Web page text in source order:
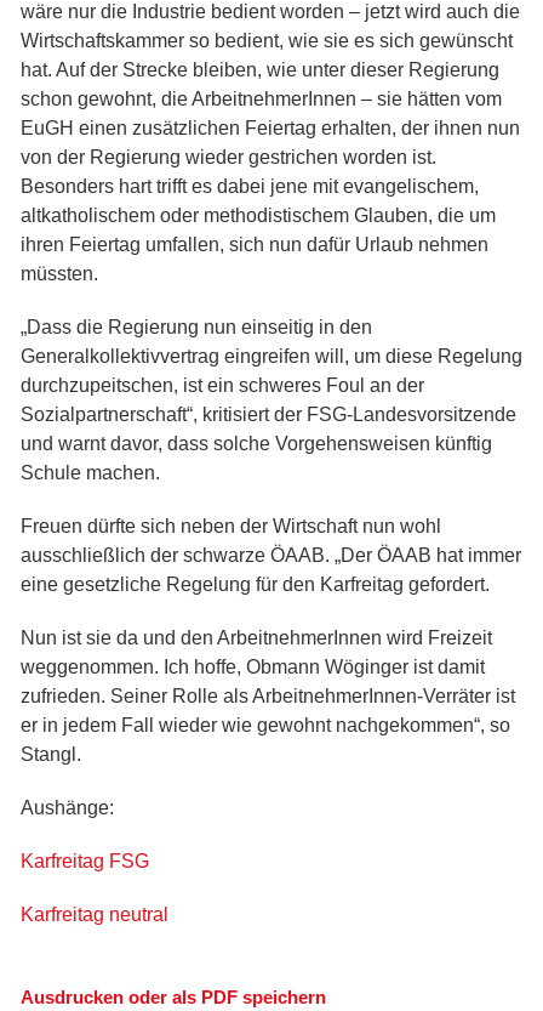
wäre nur die Industrie bedient worden – jetzt wird auch die
Wirtschaftskammer so bedient, wie sie es sich gewünscht
hat. Auf der Strecke bleiben, wie unter dieser Regierung
schon gewohnt, die ArbeitnehmerInnen – sie hätten vom
EuGH einen zusätzlichen Feiertag erhalten, der ihnen nun
von der Regierung wieder gestrichen worden ist.
Besonders hart trifft es dabei jene mit evangelischem,
altkatholischem oder methodistischem Glauben, die um
ihren Feiertag umfallen, sich nun dafür Urlaub nehmen
müssten.
„Dass die Regierung nun einseitig in den
Generalkollektivvertrag eingreifen will, um diese Regelung
durchzupeitschen, ist ein schweres Foul an der
Sozialpartnerschaft“, kritisiert der FSG-Landesvorsitzende
und warnt davor, dass solche Vorgehensweisen künftig
Schule machen.
Freuen dürfte sich neben der Wirtschaft nun wohl
ausschließlich der schwarze ÖAAB. „Der ÖAAB hat immer
eine gesetzliche Regelung für den Karfreitag gefordert.
Nun ist sie da und den ArbeitnehmerInnen wird Freizeit
weggenommen. Ich hoffe, Obmann Wöginger ist damit
zufrieden. Seiner Rolle als ArbeitnehmerInnen-Verräter ist
er in jedem Fall wieder wie gewohnt nachgekommen“, so
Stangl.
Aushänge:
Karfreitag FSG
Karfreitag neutral
Ausdrucken oder als PDF speichern